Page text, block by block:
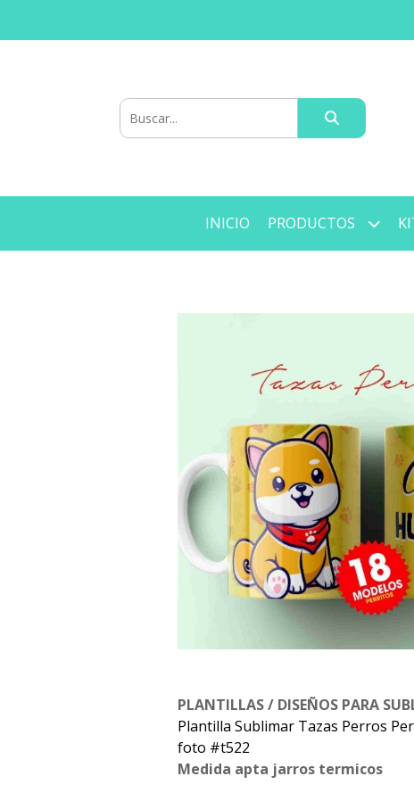
INICIO PRODUCTOS
PLANTILLAS / DISEÑOS PARA
Plantilla Sublimar Tazas Perros
foto #t522
Medida apta jarros termicos